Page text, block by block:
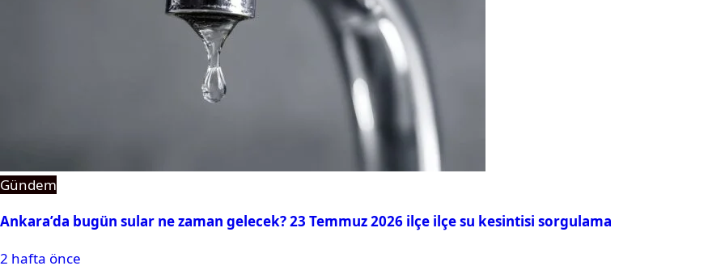
Gündem
Ankara’da bugün sular ne zaman gelecek? 23 Temmuz 2026 ilçe ilçe su kesintisi sorgulama
2 hafta önce